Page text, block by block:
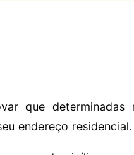
que determinadas
endereço residencial.